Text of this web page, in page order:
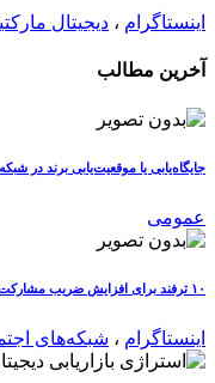
اینستاگرام ، دیجیتال
آخرین مطالب
جایگاه‌یابی یا موقعیت‌یابی برند در
عمومی
۱۰ ترفند برای افزایش ضریب مشارکت در اینستاگرام
اینستاگرام ، شبکه‌های